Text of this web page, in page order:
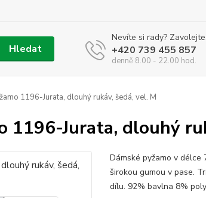
Hledat
Nevíte si rady? Zavolejte.
+420 739 455 857
denně 8.00 - 22.00 hod.
1196-Jurata, dlouhý rukáv, šedá, vel. M
1196-Jurata, dlouhý
Dámské pyžamo v
širokou gumou v pase.
dílu. 92% bavlna 8%